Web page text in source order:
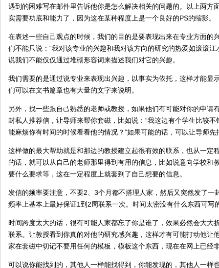
遇到的困难写在邮件里告诉他你是怎么解决相关的问题的。以上两方
实需要功底和能力了，因为这在某种程度上是一个良好的PS的缩影。
在表述一些自己观点的时候，我们的目的是要表现出来在专业方面的
们不能只说：“我对该专业的兴趣和我对该方向的研究的热爱如滚滚
说我们不能仅仅通过堆砌形容词来描述我们对它的兴趣。
我们需要的是通过说专业来表现出兴趣，以事实为依托，这样才能显
们可以在文书篇章也有大量的文字来说明。
另外，找一些跟自己熟悉的老师或教授，如果他们有可能对你的申请
封私人推荐信，让导师来帮你套磁，比如说：“我这边有个学生比较
能麻烦你有时间的时候看看他的情况？”如果可能的话，可以让导师先
这样做的最大帮助就是和那边的教授建立起很有效的联系，也从一定
的话，就可以从自己的老师那里得到有用的信息，比如说意向学校和
要什么要求等，这在一定程度上就套到了自己想要的信息。
发信的频率要注意，不要2、3个月都不搭理人家，然后又突然发了一
频率上基本上最好保证1到2周联系一次。时间太密没有什么东西可写
时间跨度太大的话，很有可能人家都忘了你是谁了，效果必然会大大
联系。让教授看到你真的对他的研究感兴趣，这样才有可能打动他让
家在套磁中切记不要用任何的模板，模板这个东西，现在在网上已经
可以说你能找到的，其他人一样能找得到，你能发现的，其他人一样